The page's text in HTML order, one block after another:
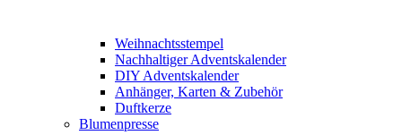
Weihnachtsstempel
Nachhaltiger Adventskalender
DIY Adventskalender
Anhänger, Karten & Zubehör
Duftkerze
Blumenpresse